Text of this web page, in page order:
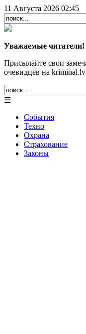
11 Августа 2026 02:45
Уважаемые читатели!
Присылайте свои
очевидцев на
☰
События
Техно
Охрана
Страхование
Законы